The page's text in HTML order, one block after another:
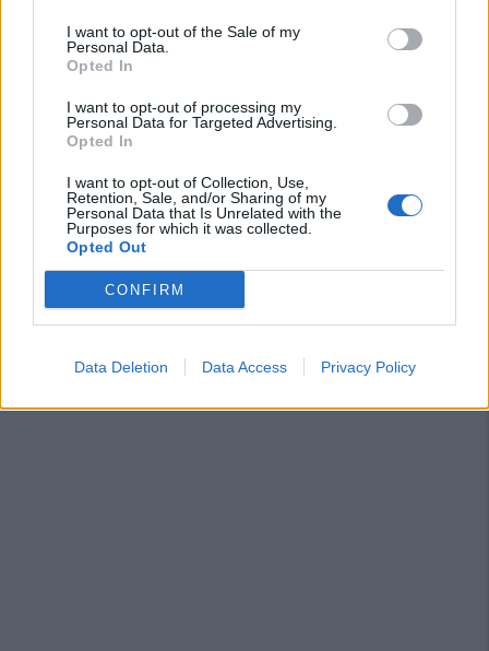
I want to opt-out of the Sale of my
Personal Data.
Opted In
I want to opt-out of processing my
Personal Data for Targeted Advertising.
Opted In
I want to opt-out of Collection, Use,
Retention, Sale, and/or Sharing of my
Personal Data that Is Unrelated with the
Purposes for which it was collected.
Opted Out
CONFIRM
Data Deletion Data Access Privacy Policy